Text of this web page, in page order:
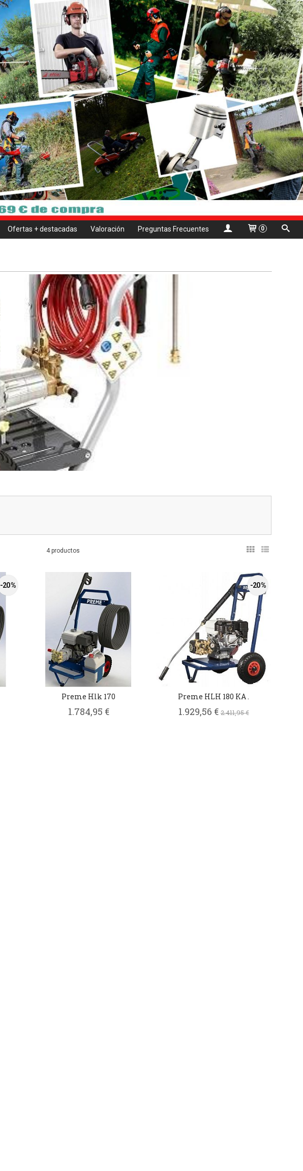
Ofertas + destacadas Valoración Preguntas Frecuentes 0
4 productos
-20 %
Preme Hlk 170
1.784,95 €
-20 %
Preme HLH 180 KA .
1.929,56 €2.411,95 €